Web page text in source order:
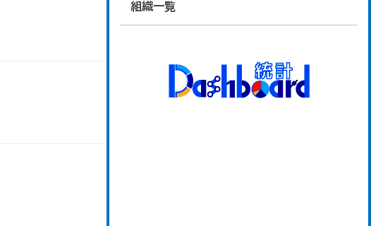
組織一覧